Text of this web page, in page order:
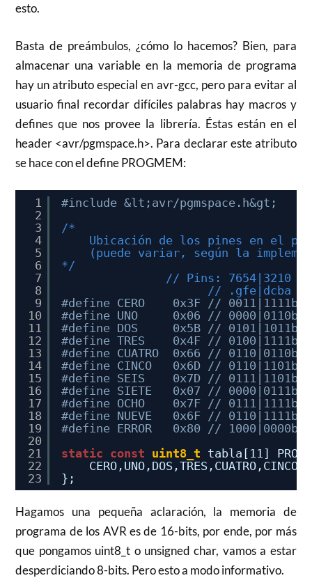
esto.
Basta de preámbulos, ¿cómo lo hacemos? Bien, para
almacenar una variable en la memoria de programa
hay un atributo especial en avr-gcc, pero para evitar al
usuario final recordar difíciles palabras hay macros y
defines que nos provee la librería. Éstas están en el
header <avr/pgmspace.h>. Para declarar este atributo
se hace con el define PROGMEM:
1
2
3
4
5
6
7
8
9
10
11
12
13
14
15
16
17
18
19
20
21
22
23
#include &lt;avr/pgmspace.h&gt;
/*
Ubicación de los pines en el
(puede variar, según la
*/
// Pins: 7654|3210
// .gfe|dcba
#define CERO    0x3F // 0011|1111b
#define UNO     0x06 // 0000|0110b
#define DOS     0x5B // 0101|1011b
#define TRES    0x4F // 0100|1111b
#define CUATRO  0x66 // 0110|0110b
#define CINCO   0x6D // 0110|1101b
#define SEIS    0x7D // 0111|1101b
#define SIETE   0x07 // 0000|0111b
#define OCHO    0x7F // 0111|1111b
#define NUEVE   0x6F // 0110|1111b
#define ERROR   0x80 // 1000|0000b
static const uint8_t tabla[11]
};
Hagamos una pequeña aclaración, la memoria de
programa de los AVR es de 16-bits, por ende, por más
que pongamos uint8_t o unsigned char, vamos a estar
desperdiciando 8-bits. Pero esto a modo informativo.